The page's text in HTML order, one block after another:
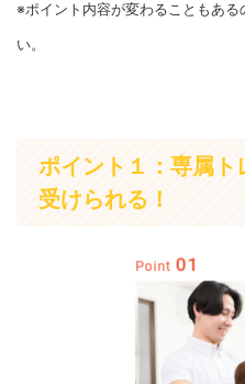
※ポイント内容が変わることもあ
い。
ポイント１：専属
受けられる！